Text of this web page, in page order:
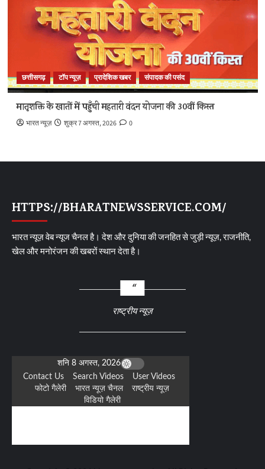
छत्तीसगढ़ टॉप न्यूज़ प्रादेशिक खबर संपादक की पसंद
मातृशक्ति के खातों में पहुँची महतारी वंदन योजना की 30वीं किस्त
भारत न्यूज़ शुक्र 7 अगस्त, 2026 0
HTTPS://BHARATNEWSSERVICE.COM/
भारत न्यूज़ वेब न्यूज चैनल है। देश और दुनिया की जनहित से जुड़ी न्यूज़, राजनीति,
खेल और मनोरंजन की खबरों स्थान देता है।
राष्ट्रीय न्यूज़